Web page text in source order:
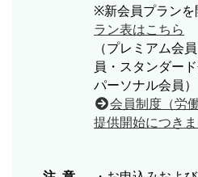
※新会員プラン
ラン表はこちら
（プレミアム会
員・スタンダー
パーソナル会員）
会員制度（労
提供開始につき